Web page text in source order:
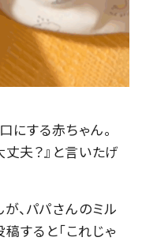
にする赤ちゃん。
夫？』と言いたげ
、パパさんのミル
すると「これじゃ